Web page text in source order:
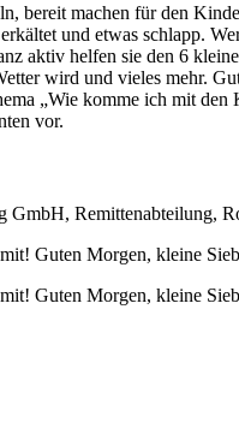
bereit machen für den
und etwas schlapp.
aktiv helfen sie den 6
wird und vieles mehr.
„Wie komme ich mit den
vor.
GmbH, Remittenabteilung,